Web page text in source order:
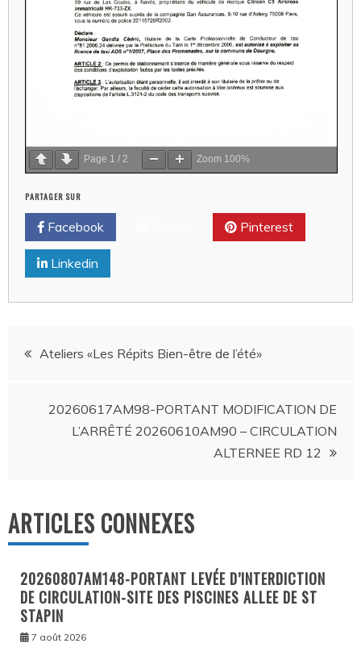
Page 1 / 2 Zoom 100%
PARTAGER SUR
Facebook Pinterest
Linkedin
Navigation
l’article
Ateliers «Les Répits Bien-être de l’été»
20260617AM98-PORTANT MODIFICATION DE
L’ARRÊTÉ 20260610AM90 – CIRCULATION
ALTERNEE RD 12
ARTICLES CONNEXES
20260807AM148-PORTANT LEVÉE D’INTERDICTION
DE CIRCULATION-SITE DES PISCINES ALLEE DE ST
STAPIN
7 août 2026